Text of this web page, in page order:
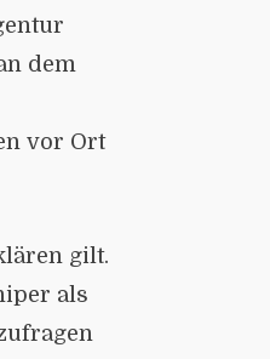
dem
vor Ort
gilt.
als